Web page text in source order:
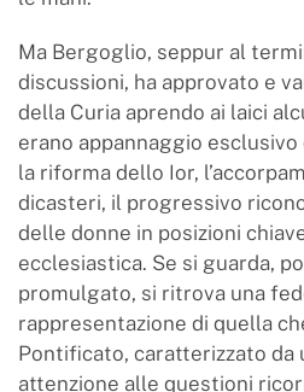
Ma Bergoglio, seppur al
discussioni, ha approvato e
della Curia aprendo ai laici
erano appannaggio
la riforma dello Ior,
dicasteri, il progressivo
delle donne in posizioni
ecclesiastica. Se si guarda,
promulgato, si ritrova una
rappresentazione di quella
Pontificato, caratterizzato da
attenzione alle questioni